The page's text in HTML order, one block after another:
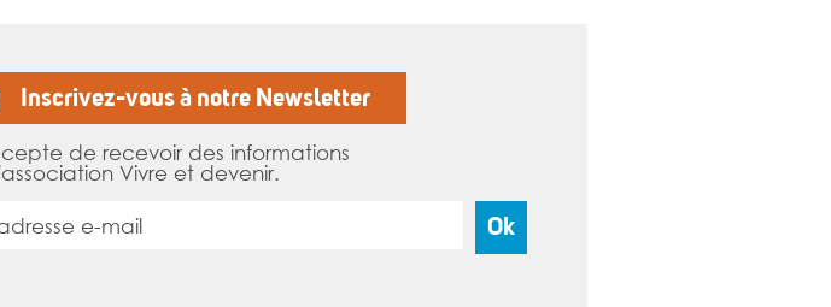
Inscrivez-vous à notre Newsletter
de recevoir des informations
Vivre et devenir.
Ok